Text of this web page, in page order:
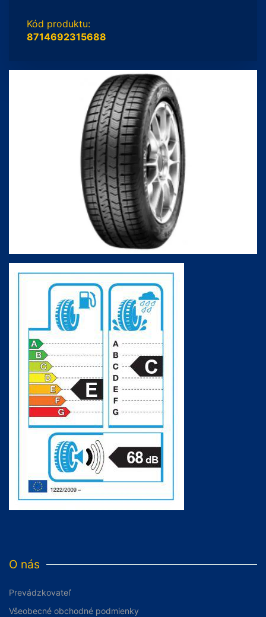
Kód produktu:
8714692315688
O nás
Prevádzkovateľ
Všeobecné obchodné podmienky